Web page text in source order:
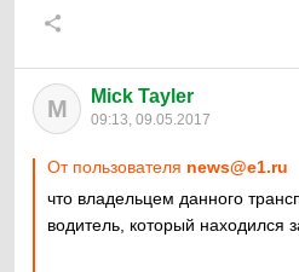
M Mick Tayler
09:13, 09.05.2017
От пользователя news@e1.ru
что владельцем данного
водитель, который находился